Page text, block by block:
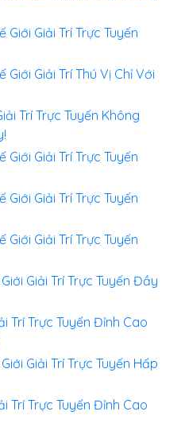
Giới Giải Trí Trực Tuyến
Giới Giải Trí Thú Vị Chỉ Với
Trí Trực Tuyến Không
Giới Giải Trí Trực Tuyến
Giới Giải Trí Trực Tuyến
Giới Giải Trí Trực Tuyến
Giải Trí Trực Tuyến Đầy
Trí Trực Tuyến Đỉnh Cao
Giải Trí Trực Tuyến Hấp
Trí Trực Tuyến Đỉnh Cao